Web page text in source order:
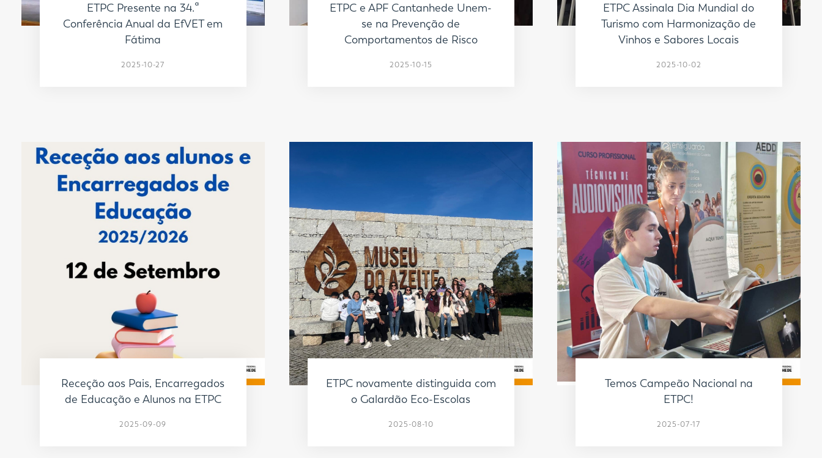
ETPC Presente na 34.ª
Conferência Anual da EfVET em
Fátima
2025-10-27
ETPC e APF Cantanhede Unem-
se na Prevenção de
Comportamentos de Risco
2025-10-15
ETPC Assinala Dia Mundial do
Turismo com Harmonização de
Vinhos e Sabores Locais
2025-10-02
Receção aos Pais, Encarregados
de Educação e Alunos na ETPC
2025-09-09
ETPC novamente distinguida com
o Galardão Eco-Escolas
2025-08-10
Temos Campeão Nacional na
ETPC!
2025-07-17